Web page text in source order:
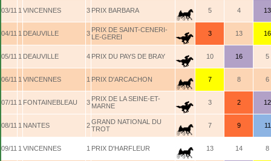
03/11 1 VINCENNES 3 PRIX BARBARA 5 4 13
04/11 1 DEAUVILLE 3 PRIX DE SAINT-CENERI-
LE-GEREI
3 13 16
05/11 1 DEAUVILLE 4 PRIX DU PAYS DE BRAY 10 16 5
06/11 1 VINCENNES 1 PRIX D'ARCACHON 7 8 6
07/11 1 FONTAINEBLEAU 3 PRIX DE LA SEINE-ET-
MARNE
3 2 12
08/11 1 NANTES 2GRAND NATIONAL DU
TROT
7 9 11
09/11 1 VINCENNES 1 PRIX D'HARFLEUR 13 14 8